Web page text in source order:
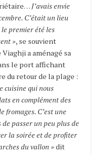
J’avais envie
C’était un lieu
premier été les
», se souvient
a aménagé sa
le port affichant
du retour de la plage :
cuisine qui nous
en complément des
fromages. C’est une
passer un peu plus de
la soirée et de profiter
du vallon »dit